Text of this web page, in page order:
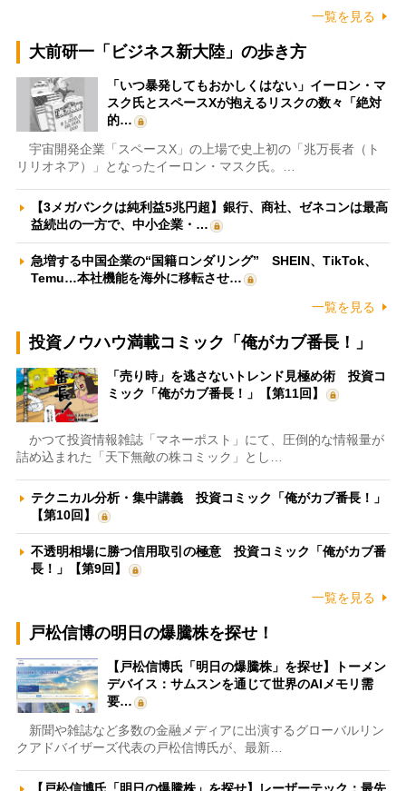
一覧を見る
大前研一「ビジネス新大陸」の歩き方
「いつ暴発してもおかしくはない」イーロン・マ
スク氏とスペースXが抱えるリスクの数々「絶対
的…
宇宙開発企業「スペースX」の上場で史上初の「兆万長者（ト
リリオネア）」となったイーロン・マスク氏。…
【3メガバンクは純利益5兆円超】銀行、商社、ゼネコンは最高
益続出の一方で、中小企業・…
急増する中国企業の“国籍ロンダリング” SHEIN、TikTok、
Temu…本社機能を海外に移転させ…
一覧を見る
投資ノウハウ満載コミック「俺がカブ番長！」
「売り時」を逃さないトレンド見極め術 投資コ
ミック「俺がカブ番長！」【第11回】
かつて投資情報雑誌「マネーポスト」にて、圧倒的な情報量が
詰め込まれた「天下無敵の株コミック」とし…
テクニカル分析・集中講義 投資コミック「俺がカブ番長！」
【第10回】
不透明相場に勝つ信用取引の極意 投資コミック「俺がカブ番
長！」【第9回】
一覧を見る
戸松信博の明日の爆騰株を探せ！
【戸松信博氏「明日の爆騰株」を探せ】トーメン
デバイス：サムスンを通じて世界のAIメモリ需
要…
新聞や雑誌など多数の金融メディアに出演するグローバルリン
クアドバイザーズ代表の戸松信博氏が、最新…